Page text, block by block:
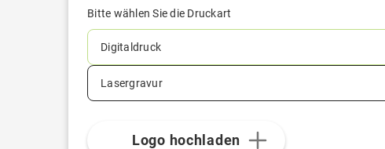
Bitte wählen Sie die Druckart
Digitaldruck
Lasergravur
Logo hochladen